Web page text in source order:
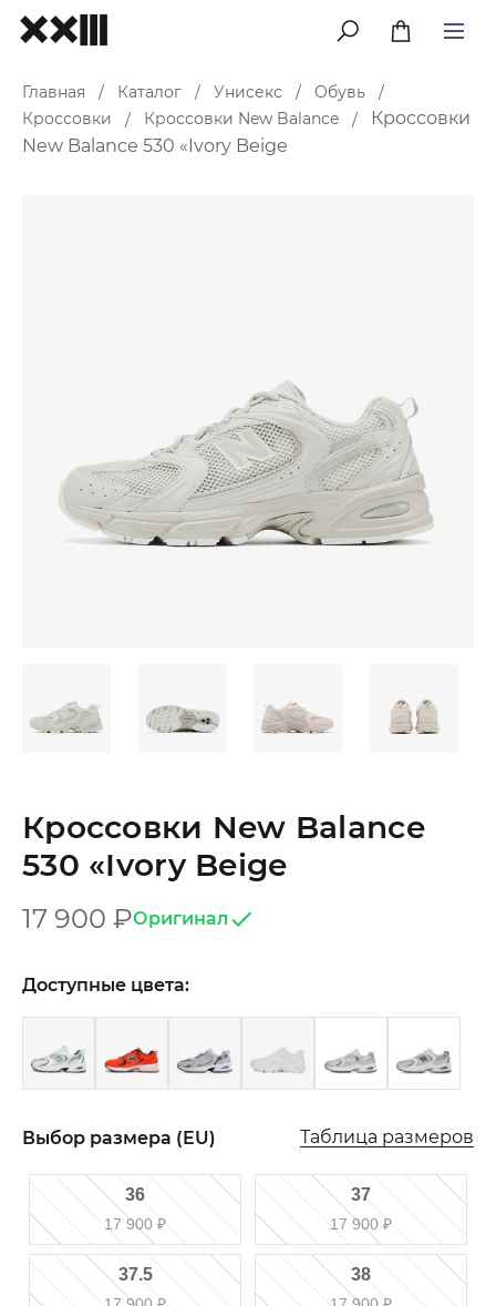
меню
Главная / Каталог / Унисекс / Обувь
/
Кроссовки
/ Кроссовки New Balance /
Кроссовки
New Balance 530 «Ivory Beige
Кроссовки New Balance
530 «Ivory Beige
17 900 ₽Оригинал
Доступные цвета:
Выбор размера (EU) Таблица размеров
36
17 900 ₽
37
17 900 ₽
37.5 38